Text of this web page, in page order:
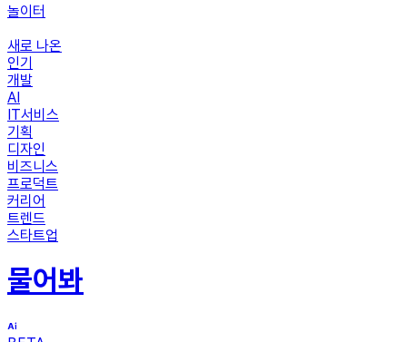
놀이터
새로 나온
인기
개발
AI
IT서비스
기획
디자인
비즈니스
프로덕트
커리어
트렌드
스타트업
물어봐